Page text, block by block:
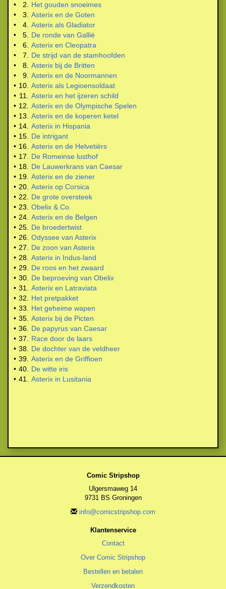
•
2.
Het gouden snoeimes
•
3.
Asterix en de Goten
•
4. Asterix als Gladiator
•
5.
De ronde van Gallië
•
6. Asterix en Cleopatra
•
7.
De strijd van de stamhoofden
•
8. Asterix bij de Britten
•
9. Asterix en de Noormannen
• 10. Asterix als Legioensoldaat
• 11.
Asterix en het ijzeren schild
• 12.
Asterix en de Olympische Spelen
• 13.
Asterix en de koperen ketel
• 14. Asterix in Hispania
• 15.
De intrigant
• 16. Asterix en de Helvetiërs
• 17.
De Romeinse lusthof
• 18.
De Lauwerkrans van Caesar
• 19. Asterix en de ziener
• 20. Asterix op Corsica
• 22.
De grote oversteek
• 23.
Obelix & Co.
• 24. Asterix en de Belgen
• 25.
De broedertwist
• 26. Odyssee van Asterix
• 27.
De zoon van Asterix
• 28. Asterix in Indus-land
• 29.
De roos en het zwaard
• 30.
De beproeving van Obelix
• 31.
Asterix en Latraviata
• 32.
Het pretpakket
• 33.
Het geheime wapen
• 35. Asterix bij de Picten
• 36.
De papyrus van Caesar
• 37.
Race door de laars
• 38.
De dochter van de veldheer
• 39. Asterix en de Griffioen
• 40.
De witte iris
• 41. Asterix in Lusitania
Comic Stripshop
Ulgersmaweg 14
9731 BS Groningen
info@comicstripshop.com
Klantenservice
Contact
Over Comic Stripshop
Bestellen en betalen
Verzendkosten